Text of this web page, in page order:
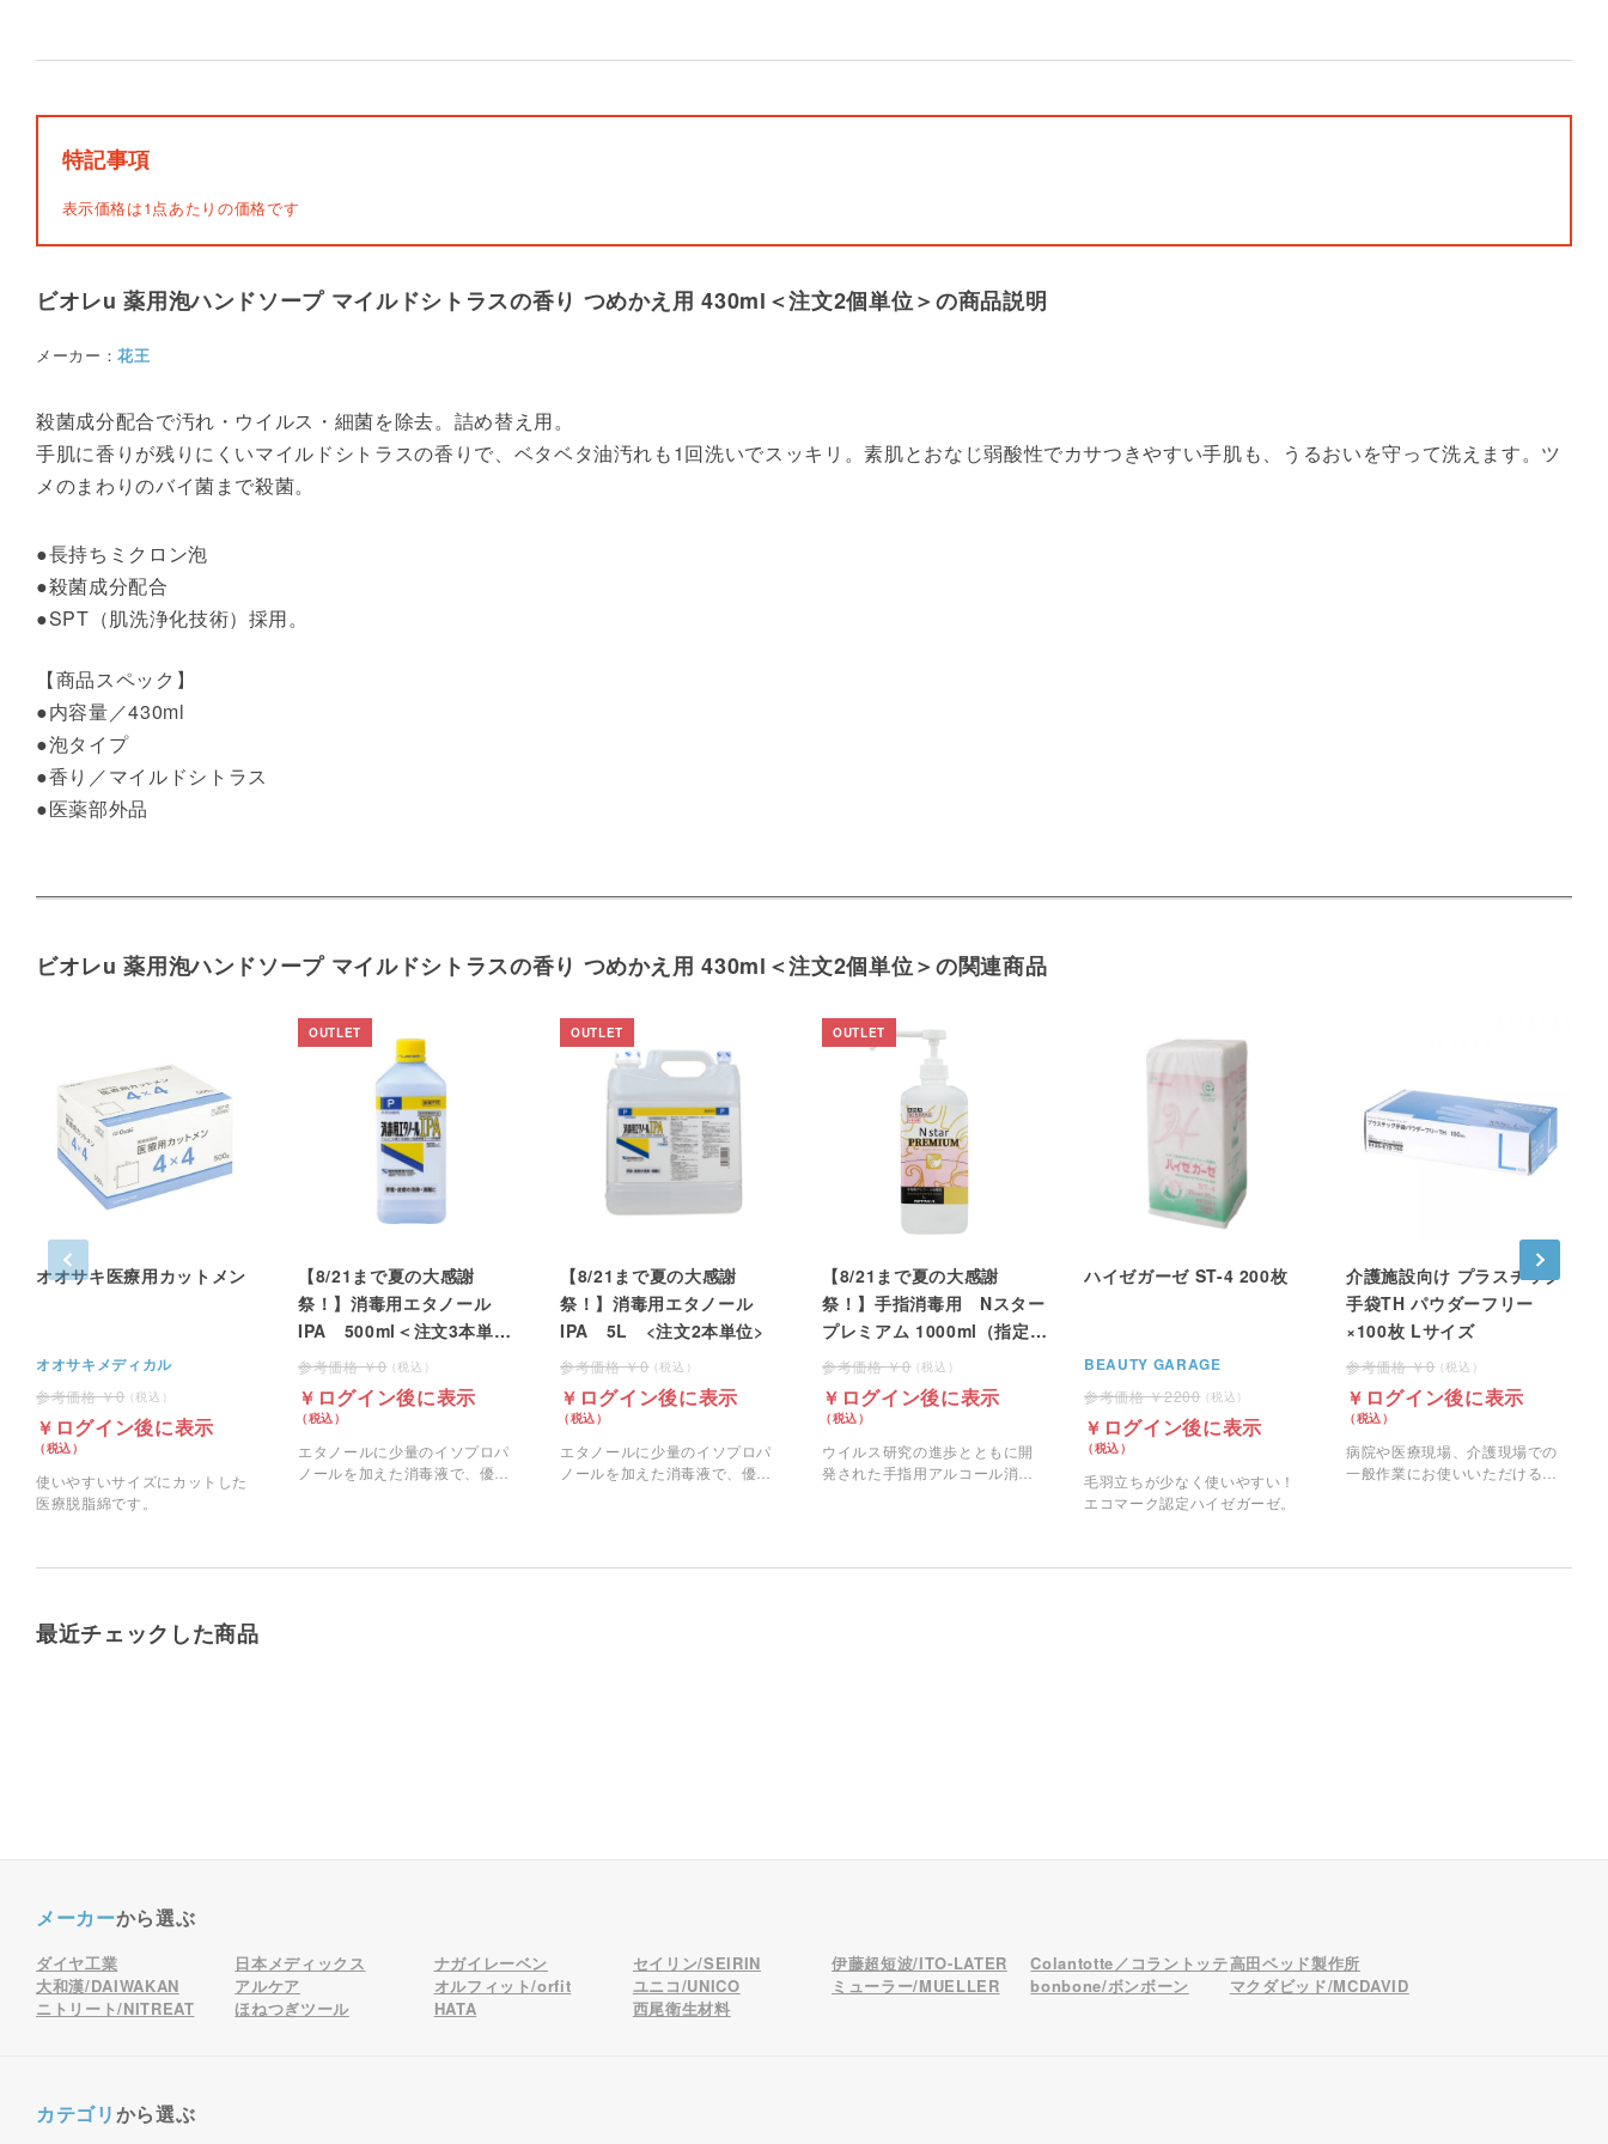
特記事項
表示価格は1点あたりの価格です
ビオレu 薬用泡ハンドソープ マイルドシトラスの香り つめかえ用 430ml＜注文2個単位＞の商品説明
メーカー：花王
殺菌成分配合で汚れ・ウイルス・細菌を除去。詰め替え用。
手肌に香りが残りにくいマイルドシトラスの香りで、ベタベタ油汚れも1回洗いでスッキリ。素肌とおなじ弱酸性でカサつきやすい手肌も、うるおいを守って洗えます。ツ
メのまわりのバイ菌まで殺菌。
●長持ちミクロン泡
●殺菌成分配合
●SPT（肌洗浄化技術）採用。
【商品スペック】
●内容量／430ml
●泡タイプ
●香り／マイルドシトラス
●医薬部外品
ビオレu 薬用泡ハンドソープ マイルドシトラスの香り つめかえ用 430ml＜注文2個単位＞の関連商品
オオサキ医療用カットメン
オオサキメディカル
0
ログイン後に表示
使いやすいサイズにカットした
医療脱脂綿です。
【8/21まで夏の大感謝
祭！】消毒用エタノール
IPA 500ml＜注文3本単位
＞
0
ログイン後に表示
エタノールに少量のイソプロパ
ノールを加えた消毒液で、優れ
【8/21まで夏の大感謝
祭！】消毒用エタノール
IPA 5L <注文2本単位>
0
ログイン後に表示
エタノールに少量のイソプロパ
ノールを加えた消毒液で、優れ
【8/21まで夏の大感謝
祭！】手指消毒用 Nスター
プレミアム 1000ml（指定医
薬部外品）
0
ログイン後に表示
ウイルス研究の進歩とともに開
発された手指用アルコール消毒
ハイゼガーゼ ST-4 200枚
BEAUTY GARAGE
2200
ログイン後に表示
毛羽立ちが少なく使いやすい！
エコマーク認定ハイゼガーゼ。
介護施設向け プラスチック
手袋TH パウダーフリー
×100枚 Lサイズ
0
ログイン後に表示
病院や医療現場、介護現場での
一般作業にお使いいただけるパ
最近チェックした商品
メーカーから選ぶ
ダイヤ工業 日本メディックス ナガイレーベン セイリン/SEIRIN 伊藤超短波/ITO-LATER Colantotte／コラントッテ高田ベッド製作所
大和漢/DAIWAKAN
アルケア オルフィット/orfit ユニコ/UNICO ミューラー/MUELLER bonbone/ボンボーン
マクダビッド/MCDAVID
ニトリート/NITREAT
ほねつぎツール HATA 西尾衛生材料
カテゴリから選ぶ